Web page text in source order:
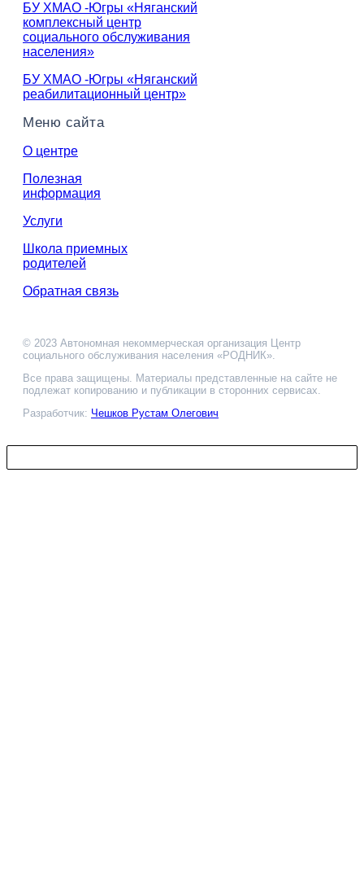
БУ ХМАО -Югры «Няганский
комплексный центр
социального обслуживания
населения»
БУ ХМАО -Югры «Няганский
реабилитационный центр»
Меню сайта
О центре
Полезная
информация
Услуги
Школа приемных
родителей
Обратная связь
© 2023 Автономная некоммерческая организация Центр
социального обслуживания населения «РОДНИК».
Все права защищены. Материалы представленные на сайте не
подлежат копированию и публикации в сторонних сервисах.
Разработчик: Чешков Рустам Олегович